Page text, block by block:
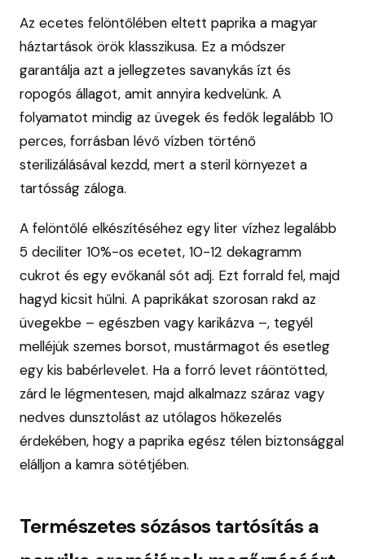
Az ecetes felöntőlében eltett paprika a magyar
háztartások örök klasszikusa. Ez a módszer
garantálja azt a jellegzetes savanykás ízt és
ropogós állagot, amit annyira kedvelünk. A
folyamatot mindig az üvegek és fedők legalább 10
perces, forrásban lévő vízben történő
sterilizálásával kezdd, mert a steril környezet a
tartósság záloga.
A felöntőlé elkészítéséhez egy liter vízhez legalább
5 deciliter 10%-os ecetet, 10-12 dekagramm
cukrot és egy evőkanál sót adj. Ezt forrald fel, majd
hagyd kicsit hűlni. A paprikákat szorosan rakd az
üvegekbe – egészben vagy karikázva –, tegyél
melléjük szemes borsot, mustármagot és esetleg
egy kis babérlevelet. Ha a forró levet ráöntötted,
zárd le légmentesen, majd alkalmazz száraz vagy
nedves dunsztolást az utólagos hőkezelés
érdekében, hogy a paprika egész télen biztonsággal
elálljon a kamra sötétjében.
Természetes sózásos tartósítás a